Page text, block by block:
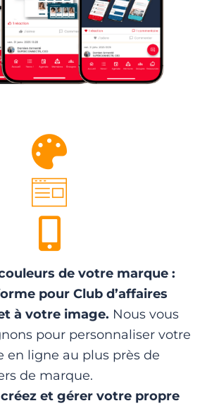
de votre marque :
pour Club d’affaires
à votre image. Nous vous
pour personnaliser votre
en ligne au plus près de
de marque.
et gérer votre propre